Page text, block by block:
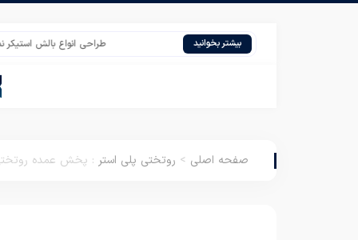
بیشتر بخوانید طراحی انواع بالش استیکر نمدی
صفحه اصلی > روتختی پلی استر : پخش عمده روتختی